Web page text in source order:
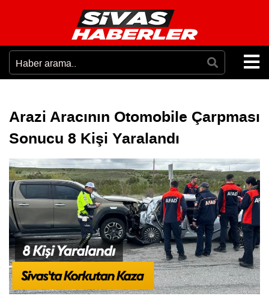
Arazi Aracının Otomobile Çarpması
Sonucu 8 Kişi Yaralandı